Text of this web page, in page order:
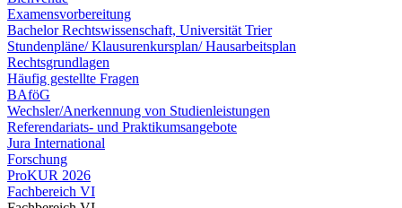
Examensvorbereitung
Bachelor Rechtswissenschaft, Universität Trier
Stundenpläne/ Klausurenkursplan/ Hausarbeitsplan
Rechtsgrundlagen
Häufig gestellte Fragen
BAföG
Wechsler/Anerkennung von Studienleistungen
Referendariats- und Praktikumsangebote
Jura International
Forschung
ProKUR 2026
Fachbereich VI